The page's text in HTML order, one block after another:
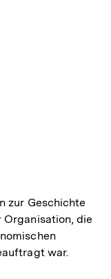
zur Geschichte
Organisation, die
war.